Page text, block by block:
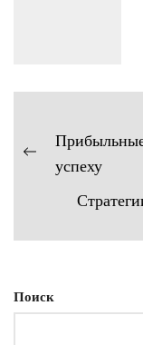
Навигация
по
записям
Предыдущая
успеху
Поиск